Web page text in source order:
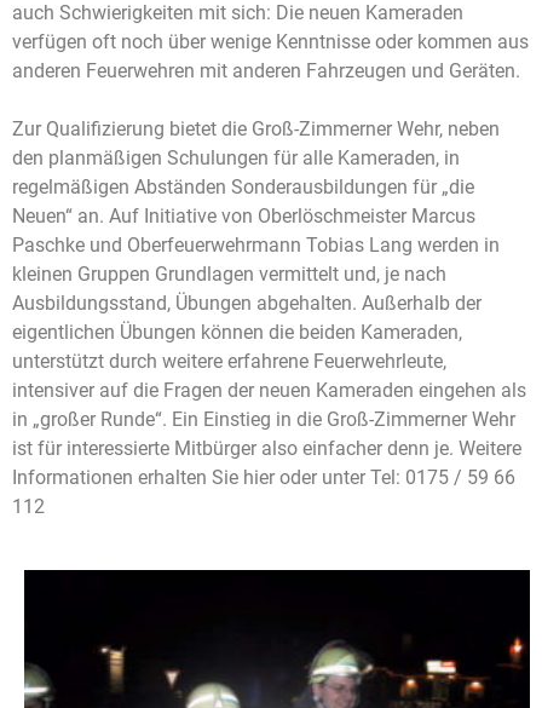
auch Schwierigkeiten mit sich: Die neuen Kameraden
verfügen oft noch über wenige Kenntnisse oder kommen aus
anderen Feuerwehren mit anderen Fahrzeugen und Geräten.
Zur Qualifizierung bietet die Groß-Zimmerner Wehr, neben
den planmäßigen Schulungen für alle Kameraden, in
regelmäßigen Abständen Sonderausbildungen für „die
Neuen“ an. Auf Initiative von Oberlöschmeister Marcus
Paschke und Oberfeuerwehrmann Tobias Lang werden in
kleinen Gruppen Grundlagen vermittelt und, je nach
Ausbildungsstand, Übungen abgehalten. Außerhalb der
eigentlichen Übungen können die beiden Kameraden,
unterstützt durch weitere erfahrene Feuerwehrleute,
intensiver auf die Fragen der neuen Kameraden eingehen als
in „großer Runde“. Ein Einstieg in die Groß-Zimmerner Wehr
ist für interessierte Mitbürger also einfacher denn je. Weitere
Informationen erhalten Sie hier oder unter Tel: 0175 / 59 66
112